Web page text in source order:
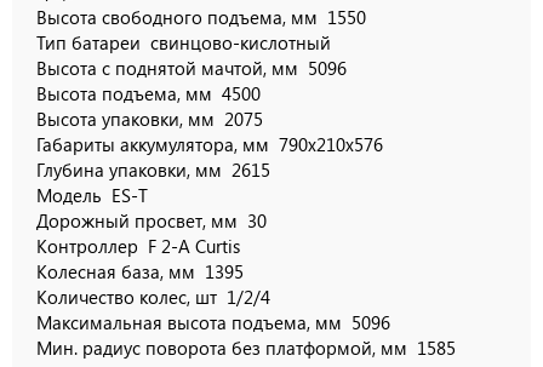
Высота свободного подъема, мм 1550
Тип батареи свинцово-кислотный
Высота с поднятой мачтой, мм 5096
Высота подъема, мм 4500
Высота упаковки, мм 2075
Габариты аккумулятора, мм 790х210х576
Глубина упаковки, мм 2615
Модель ES-T
Дорожный просвет, мм 30
Контроллер F 2-A Curtis
Колесная база, мм 1395
Количество колес, шт 1/2/4
Максимальная высота подъема, мм 5096
Мин. радиус поворота без платформой, мм 1585